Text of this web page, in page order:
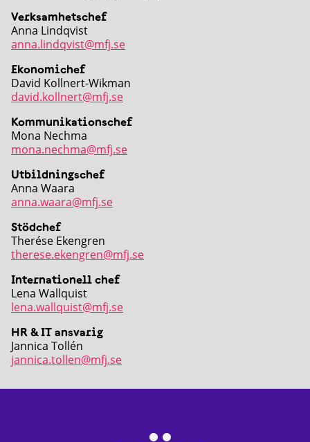
Verksamhetschef
Anna Lindqvist
anna.lindqvist@mfj.se
Ekonomichef
David Kollnert-Wikman
david.kollnert@mfj.se
Kommunikationschef
Mona Nechma
mona.nechma@mfj.se
Utbildningschef
Anna Waara
anna.waara@mfj.se
Stödchef
Therése Ekengren
therese.ekengren@mfj.se
Internationell chef
Lena Wallquist
lena.wallquist@mfj.se
HR & IT ansvarig
Jannica Tollén
jannica.tollen@mfj.se